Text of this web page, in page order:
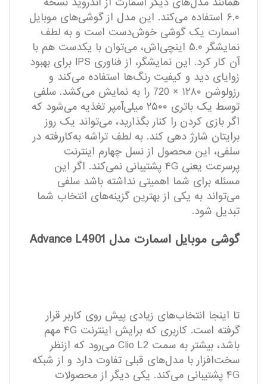
۶.۰ استفاده می‌کند. این مدل از گوشی‌های موبایل
اسمارت یک گوشی خوش‌دست است و به لطف
نمایشگر ۵.۰ اینچی‌اش، می‌توان با یکدست هم با
آن کار کرد. این نمایشگر، از فناوری IPS برای بهبود
زوایای دید و کیفیت رنگ‌ها استفاده می‌کند و
رزولوشن ۱۲۸۰ × 720 را به نمایش می‌کشد. سلفی
توسط یک باتری ۲۵۰۰ میلی‌آمپر تغذیه می‌شود که
اگر بازی کردن را کنار بگذارید، می‌تواند یک روز
برایتان شارژ دهی کند. به لطف تراشه به‌کاررفته در
سلفی، این محصول از نسل چهارم اینترنت
پرسرعت یعنی ۴G پشتیبانی نمی‌کند. اگر این
مسئله برای شما اهمیتی نداشته باشد سلفی
می‌تواند به یکی از بهترین گزینه‌های انتخاب شما
تبدیل شود.
گوشی موبایل اسمارت مدل Advance L4901
تا اینجا انتخاب‌های زیادی پیش روی کاربر قرار
گرفته است. کاربری که برایش اینترنت ۴G مهم
باشد، بیشتر به سمت Clio L2 می‌رود که ازنظر
سخت‌افزار با مدل‌های قبلی تفاوت دارد و از شبکه
۴G پشتیبانی می‌کند. یکی دیگر از محصولات